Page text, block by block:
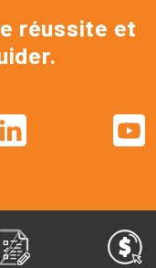
réussite et